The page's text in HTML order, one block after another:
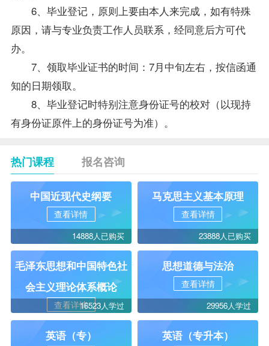
6、毕业登记，原则上要由本人来完成，如有特殊
原因，请与专业负责工作人员联系，经同意后方可代
办。
7、领取毕业证书的时间：7月中旬左右，按信函通
知的日期领取。
8、毕业登记时特别注意身份证号的校对（以现持
有身份证原件上的身份证号为准）。
热门课程 报名咨询
中国近现代史纲要
查看详情
14888人已购买
马克思主义基本原理
查看详情
23888人已购买
毛泽东思想和中国特色社
会主义理论体系概论
查看详情16523人学过
思想道德与法治
查看详情
29956人学过
英语（专） 英语（专升本）